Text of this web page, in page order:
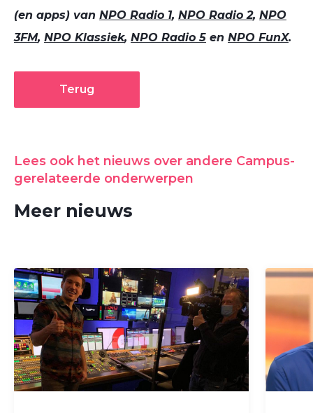
(en apps) van NPO Radio 1, NPO Radio 2, NPO
3FM, NPO Klassiek, NPO Radio 5 en NPO FunX.
Terug
Lees ook het nieuws over andere Campus-
gerelateerde onderwerpen
Meer nieuws